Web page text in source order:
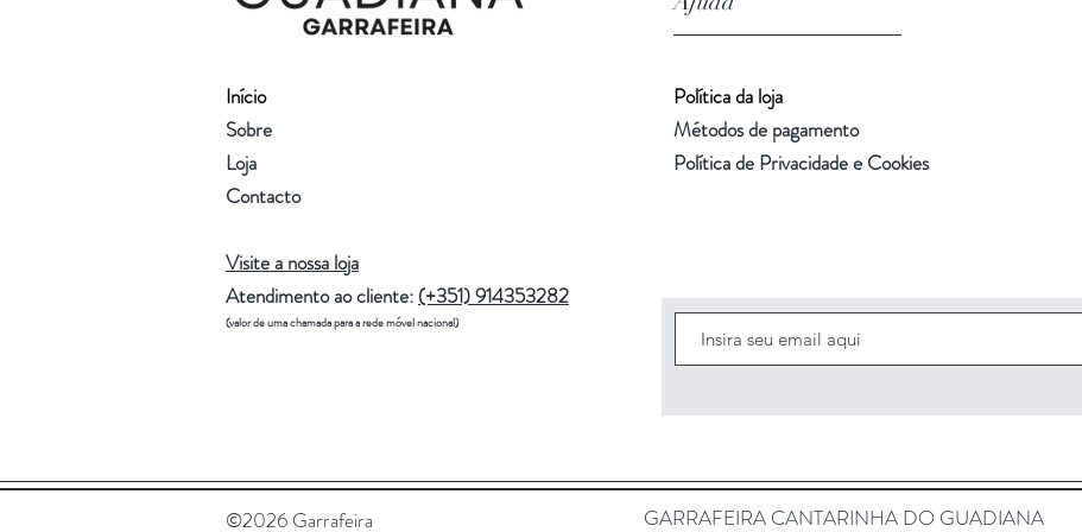
Início
Sobre
Loja
Contacto
Visite a nossa loja
Atendimento ao cliente: (+351) 914353282
(valor de uma chamada para a rede móvel nacional)
Política da loja
Métodos de pagamento
Política de Privacidade e Cookies
©2026 Garrafeira GARRAFEIRA CANTARINHA DO GUADIANA